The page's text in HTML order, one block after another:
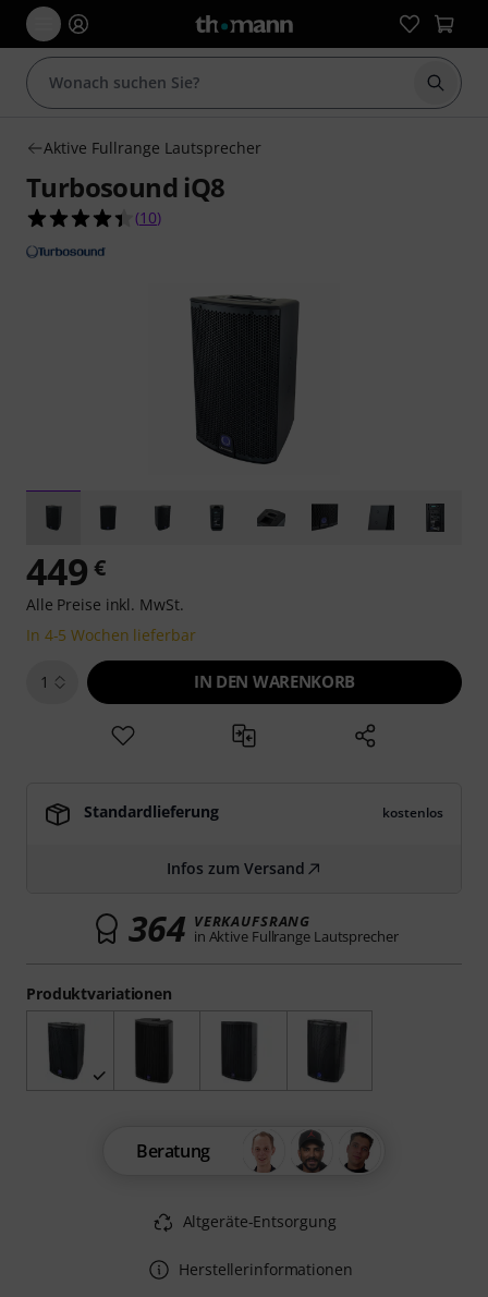
Suche
Aktive Fullrange Lautsprecher
Turbosound iQ8
4.4 von 5 Sternen aus 10 Kundenbewertungen
(10)
Produktvariationen
449 €
Alle Preise inkl. MwSt.
In 4-5 Wochen lieferbar
1 IN DEN WARENKORB
Standardlieferung kostenlos
Infos zum Versand
364 VERKAUFSRANG
in Aktive Fullrange Lautsprecher
Beratung
Altgeräte-Entsorgung
Herstellerinformationen